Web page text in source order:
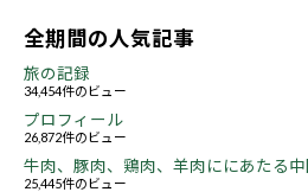
全期間の人気記事
旅の記録
34,454件のビュー
プロフィール
26,872件のビュー
牛肉、豚肉、鶏肉、羊肉ににあたる
25,445件のビュー